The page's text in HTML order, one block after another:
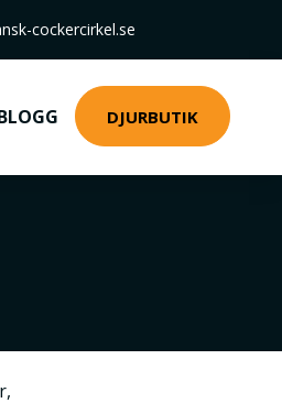
cockercirkel.se
DJURBUTIK
,